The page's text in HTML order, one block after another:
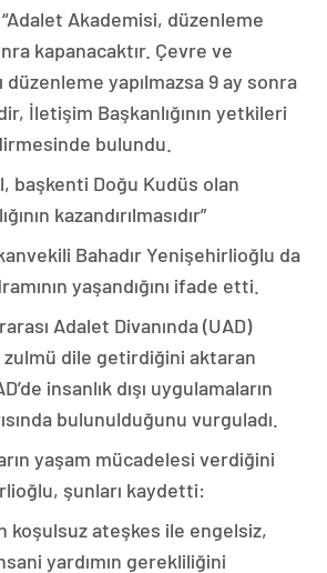
“Adalet Akademisi, düzenleme
kapanacaktır. Çevre ve
düzenleme yapılmazsa 9 ay sonra
İletişim Başkanlığının yetkileri
bulundu.
başkenti Doğu Kudüs olan
kazandırılmasıdır”
Bahadır Yenişehirlioğlu da
yaşandığını ifade etti.
Adalet Divanında (UAD)
zulmü dile getirdiğini aktaran
insanlık dışı uygulamaların
bulunulduğunu vurguladı.
yaşam mücadelesi verdiğini
şunları kaydetti:
koşulsuz ateşkes ile engelsiz,
yardımın gerekliliğini